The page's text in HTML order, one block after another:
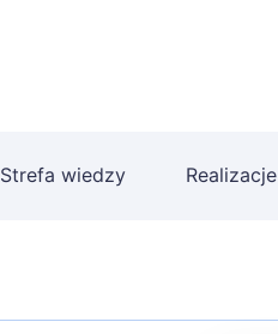
Strefa wiedzy Realizacje